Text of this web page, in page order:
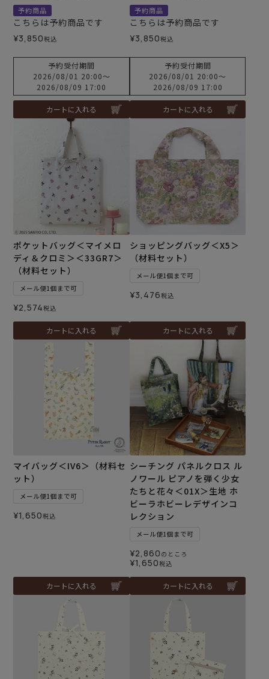
予約商品
こちらは予約商品です
¥3,850税込
予約受付期間
2026/08/01 20:00〜
2026/08/09 17:00
カートに入れる
予約商品
こちらは予約商品です
¥3,850税込
予約受付期間
2026/08/01 20:00〜
2026/08/09 17:00
カートに入れる
ポケットバッグ＜マイメロ
ディ＆クロミ＞＜33GR7＞
（材料セット）
メール便1個まで可
¥2,574税込
カートに入れる
ショッピングバッグ＜X5＞
（材料セット）
メール便1個まで可
¥3,476税込
カートに入れる
マイバッグ＜IV6＞（材料セ
ット）
メール便1個まで可
¥1,650税込
カートに入れる
シーチング パネルクロス ル
ノワール ピアノを弾く少女
たちと花々＜01X＞生地 ホ
ビーラホビーレデザインコ
レクション
メール便1個まで可
¥2,860 のところ
¥1,650税込
カートに入れる